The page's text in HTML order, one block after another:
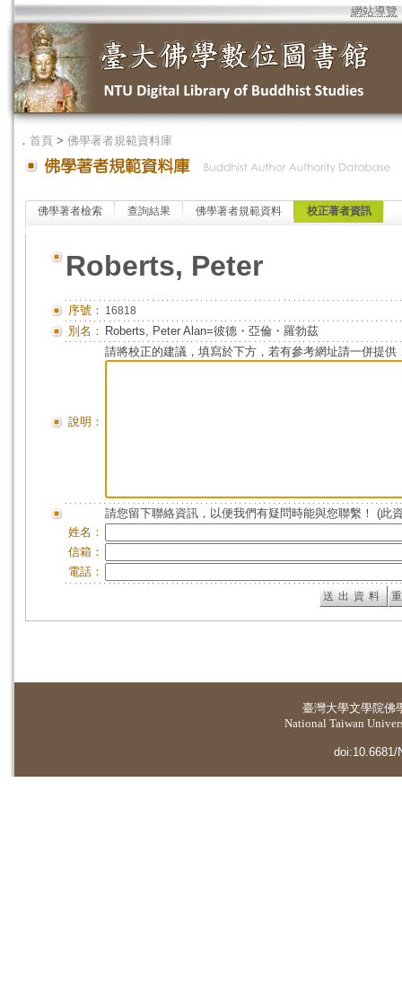
網站導覽
． 首頁 > 佛學著者規範資料庫
佛學著者檢索 查詢結果 佛學著者規範資料 校正著者資訊
Roberts, Peter
序號： 16818
別名： Roberts, Peter Alan=彼德・亞倫・羅勃茲
說明：
請將校正的建議，填寫於下方，若有參考網址請一併提供
請您留下聯絡資訊，以便我們有疑問時能與您聯繫！ (此
姓名：
信箱：
電話：
臺灣大學文學院佛
National Taiwan
doi:10.6681/